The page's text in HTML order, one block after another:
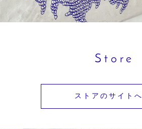
S t o r e
ス ト ア の サ イ ト へ